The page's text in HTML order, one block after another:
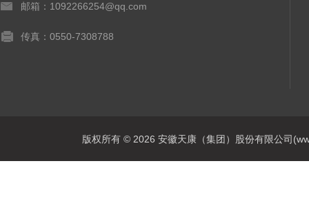
邮箱：1092266254@qq.com
传真：0550-7308788
版权所有 © 2026 安徽天康（集团）股份有限公司